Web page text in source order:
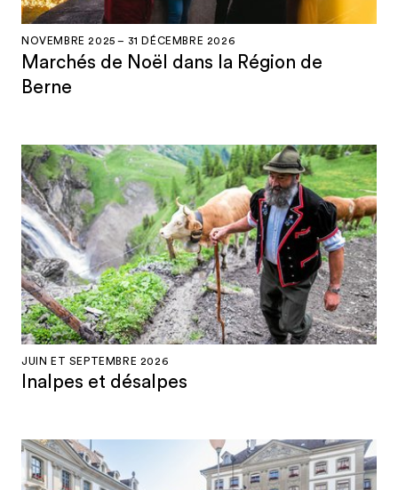
NOVEMBRE 2025 – 31 DÉCEMBRE 2026
Marchés de Noël dans la Région de
Berne
JUIN ET SEPTEMBRE 2026
Inalpes et désalpes